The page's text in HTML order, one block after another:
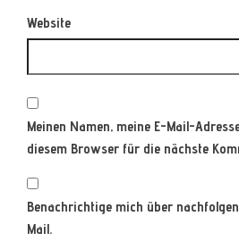
Website
Meinen Namen, meine E-Mail-
diesem Browser für die nächste
Benachrichtige mich über
Mail.